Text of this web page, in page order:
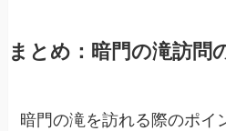
まとめ：暗門の滝訪問
暗門の滝を訪れる際のポイ